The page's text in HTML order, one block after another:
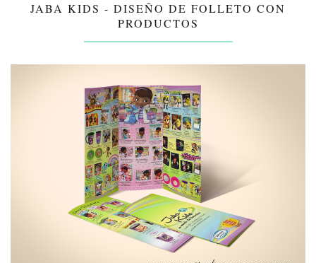
JABA KIDS - DISEÑO DE FOLLETO CON
PRODUCTOS